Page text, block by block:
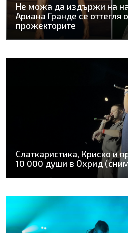
Не можа да издържи на
Ариана Гранде се оттегля
прожекторите
Слаткаристика, Криско и
10 000 души в Охрид